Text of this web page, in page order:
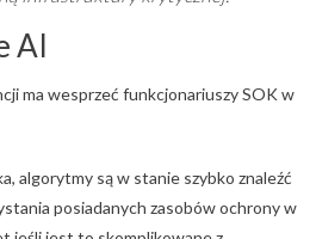
AI
ma wesprzeć funkcjonariuszy SOK w
algorytmy są w stanie szybko znaleźć
posiadanych zasobów ochrony w